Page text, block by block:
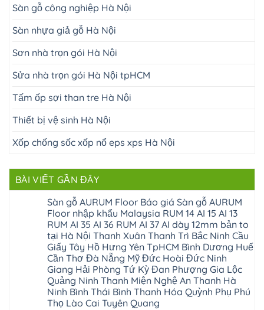
Sàn gỗ công nghiệp Hà Nội
Sàn nhựa giả gỗ Hà Nội
Sơn nhà trọn gói Hà Nội
Sửa nhà trọn gói Hà Nội tpHCM
Tấm ốp sợi than tre Hà Nội
Thiết bị vệ sinh Hà Nội
Xốp chống sốc xốp nổ eps xps Hà Nội
BÀI VIẾT GẦN ĐÂY
Sàn gỗ AURUM Floor Báo giá Sàn gỗ AURUM
Floor nhập khẩu Malaysia RUM 14 AI 15 AI 13
RUM AI 35 AI 36 RUM AI 37 AI dày 12mm bản to
tại Hà Nội Thanh Xuân Thanh Trì Bắc Ninh Cầu
Giấy Tây Hồ Hưng Yên TpHCM Bình Dương Huế
Cần Thơ Đà Nẵng Mỹ Đức Hoài Đức Ninh
Giang Hải Phòng Tứ Kỳ Đan Phượng Gia Lộc
Quảng Ninh Thanh Miện Nghệ An Thanh Hà
Ninh Bình Thái Bình Thanh Hóa Quỳnh Phụ Phú
Thọ Lào Cai Tuyên Quang